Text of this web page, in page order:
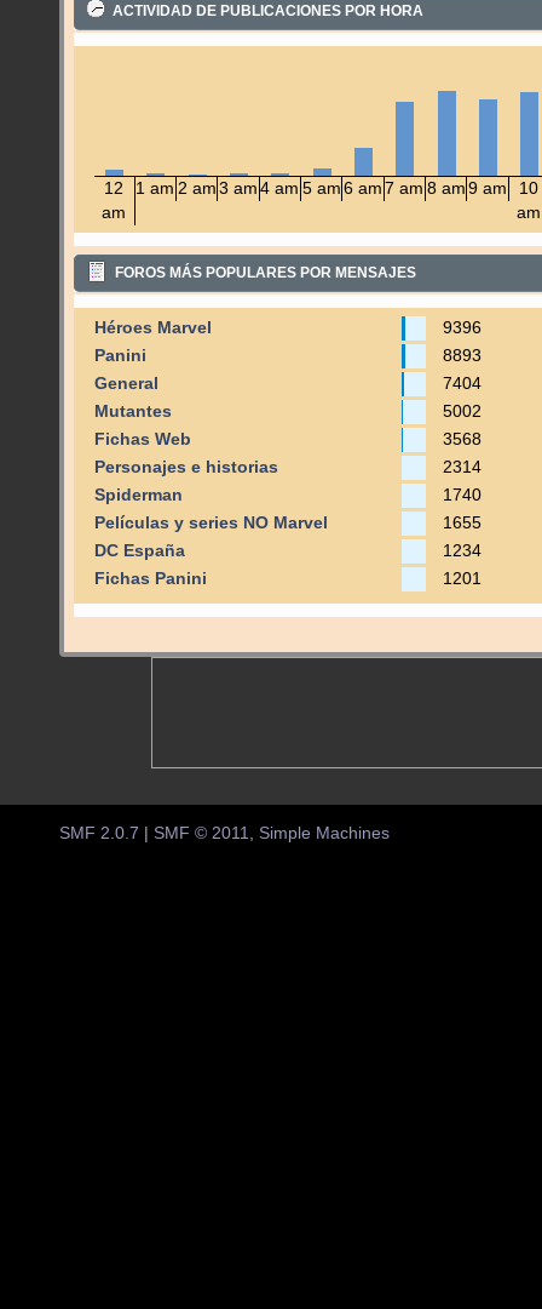
ACTIVIDAD DE PUBLICACIONES POR HORA
12
am
1 am 2 am 3 am 4 am 5 am 6 am 7 am 8 am 9 am
10
am
FOROS MÁS POPULARES POR MENSAJES
Héroes Marvel
9396
Panini
8893
General
7404
Mutantes
5002
Fichas Web
3568
Personajes e historias
2314
Spiderman
1740
Películas y series NO Marvel
1655
DC España
1234
Fichas Panini
1201
SMF 2.0.7 SMF © 2011 Simple Machines